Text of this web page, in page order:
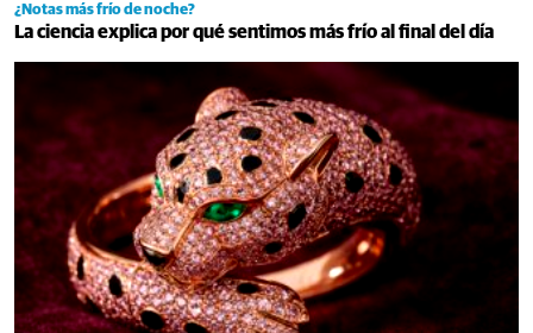
¿Notas más frío de noche?
La ciencia explica por qué sentimos más frío al final del día